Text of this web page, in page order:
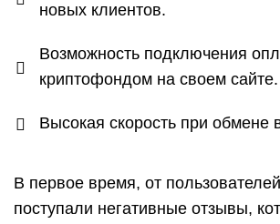
новых клиентов.
Возможность подключения
криптофондом на своем сайте.
Высокая скорость при обмене
В первое время, от
поступали негативные отзывы,